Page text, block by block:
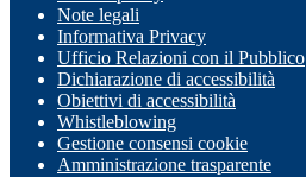
Note legali
Informativa Privacy
Ufficio Relazioni con il Pubblico
Dichiarazione di accessibilità
Obiettivi di accessibilità
Whistleblowing
Gestione consensi cookie
Amministrazione trasparente